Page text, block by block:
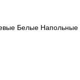
Белые Напольные